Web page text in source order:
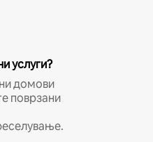
услуги?
домови
поврзани